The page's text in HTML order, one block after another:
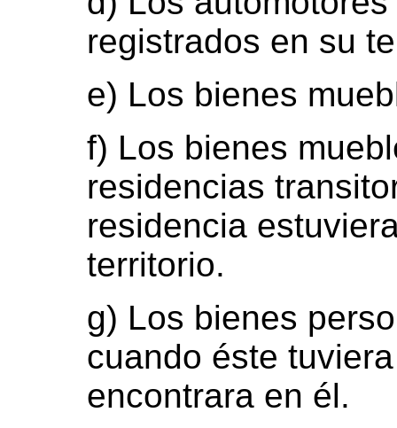
registrados en su
e) Los bienes
f) Los bienes
residencias
residencia
territorio.
g) Los bienes
cuando éste
encontrara en él.